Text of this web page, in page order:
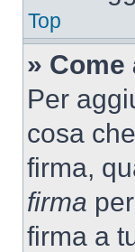
Top
»
Per
cosa
firma,
firma
firma a